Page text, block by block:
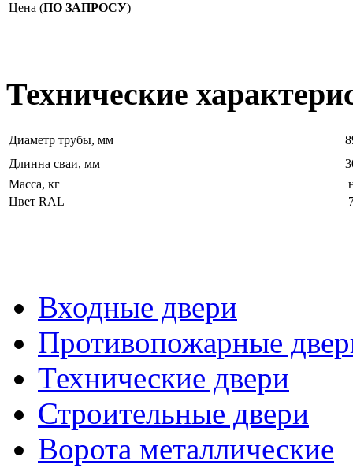
Цена (ПО ЗАПРОСУ)
Технические
Диаметр трубы, мм
Длинна сваи, мм
Масса, кг
Цвет RAL
Входные двери
Противопожарные
Технические двери
Строительные двери
Ворота металлические